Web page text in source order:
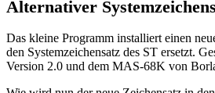
Alternativer
Das kleine Programm installiert einen
den Systemzeichensatz des ST ersetzt.
Version 2.0 und dem MAS-68K von